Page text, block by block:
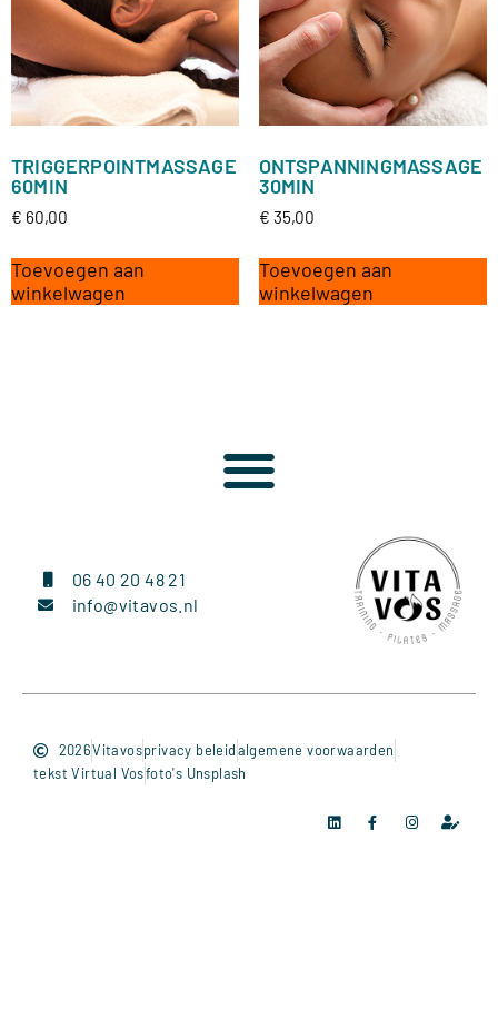
TRIGGERPOINTMASSAGE
60MIN
€ 60,00
Toevoegen aan
winkelwagen
ONTSPANNINGMASSAGE
30MIN
€ 35,00
Toevoegen aan
winkelwagen
06 40 20 48 21
info@vitavos.nl
2026Vitavosprivacy beleidalgemene voorwaarden
tekst Virtual Vosfoto's Unsplash